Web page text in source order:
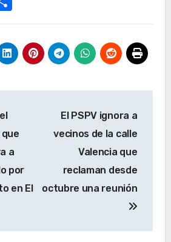
que
a
por
en El
El PSPV ignora a
vecinos de la calle
Valencia que
reclaman desde
octubre una reunión